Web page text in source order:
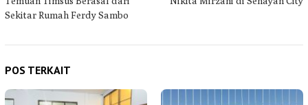
Sekitar Rumah Ferdy Sambo
POS TERKAIT